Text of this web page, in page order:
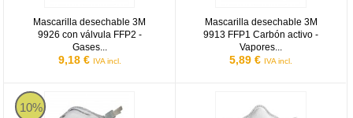
Mascarilla desechable 3M
9926 con válvula FFP2 -
Gases...
9,18 € IVA incl.
Mascarilla desechable 3M
9913 FFP1 Carbón activo -
Vapores...
5,89 € IVA incl.
10%
Mascarilla reutilizable con válvula FFP2 para soldadura y ozono